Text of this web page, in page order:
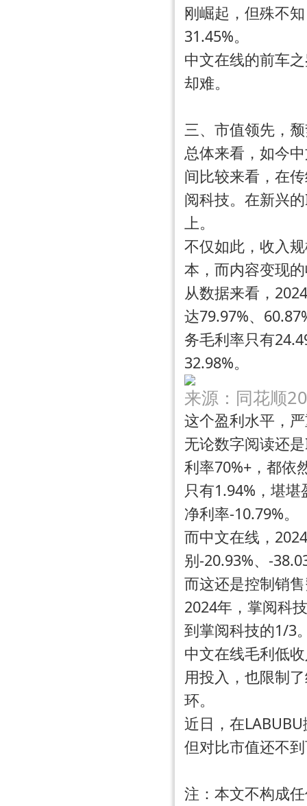
刚崛起，但殊不
31.45%。
中文在线的前车
却难。
三、市值领先，
总体来看，如今
间比较来看，在
阅科技。在新兴
上。
不仅如此，收入
本，而内容变现
从数据来看，
达79.97%、
务毛利率只有
32.98%。
来源：同花顺
这个盈利水平，
无论数字阅读还
利率70%+，都依
只有1.94%，堪
净利率-10.79%。
而中文在线，
别-20.93%、-
而这还是控制销
2024年，掌阅科
到掌阅科技的1/3
中文在线毛利低
用投入，也限制
环。
近日，在
但对比市值还不
注：本文不构成